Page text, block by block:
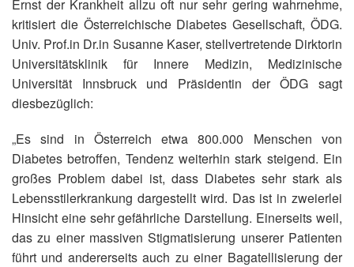
Ernst der Krankheit allzu oft nur sehr gering wahrnehme,
kritisiert die Österreichische Diabetes Gesellschaft, ÖDG.
Univ. Prof.in Dr.in Susanne Kaser, stellvertretende Dirktorin
Universitätsklinik für Innere Medizin, Medizinische
Universität Innsbruck und Präsidentin der ÖDG sagt
diesbezüglich:
„Es sind in Österreich etwa 800.000 Menschen von
Diabetes betroffen, Tendenz weiterhin stark steigend. Ein
großes Problem dabei ist, dass Diabetes sehr stark als
Lebensstilerkrankung dargestellt wird. Das ist in zweierlei
Hinsicht eine sehr gefährliche Darstellung. Einerseits weil,
das zu einer massiven Stigmatisierung unserer Patienten
führt und andererseits auch zu einer Bagatellisierung der